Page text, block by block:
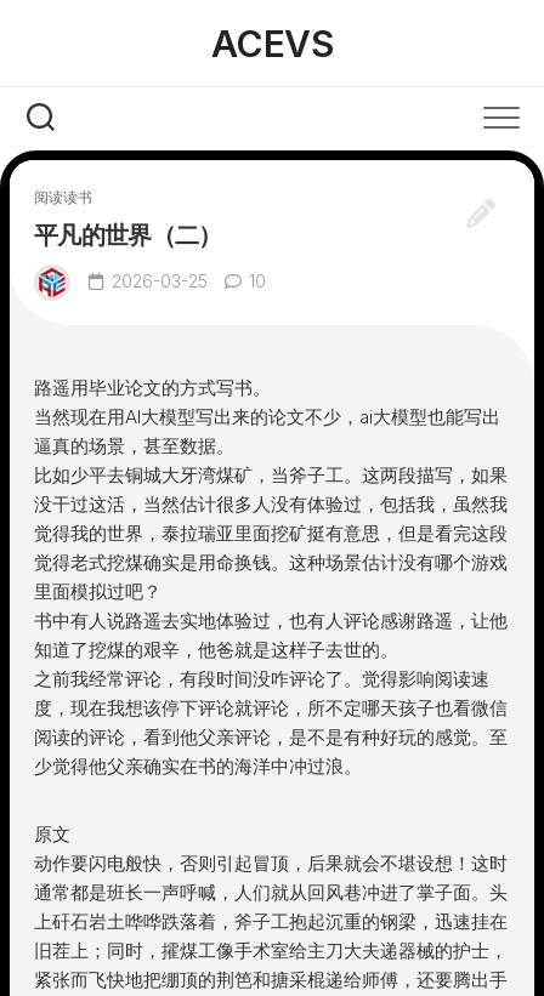
ACEVS
阅读读书
平凡的世界（二）
2026-03-25 10
路遥用毕业论文的方式写书。
当然现在用AI大模型写出来的论文不少，ai大模型也能写出
逼真的场景，甚至数据。
比如少平去铜城大牙湾煤矿，当斧子工。这两段描写，如果
没干过这活，当然估计很多人没有体验过，包括我，虽然我
觉得我的世界，泰拉瑞亚里面挖矿挺有意思，但是看完这段
觉得老式挖煤确实是用命换钱。这种场景估计没有哪个游戏
里面模拟过吧？
书中有人说路遥去实地体验过，也有人评论感谢路遥，让他
知道了挖煤的艰辛，他爸就是这样子去世的。
之前我经常评论，有段时间没咋评论了。觉得影响阅读速
度，现在我想该停下评论就评论，所不定哪天孩子也看微信
阅读的评论，看到他父亲评论，是不是有种好玩的感觉。至
少觉得他父亲确实在书的海洋中冲过浪。
原文
动作要闪电般快，否则引起冒顶，后果就会不堪设想！这时
通常都是班长一声呼喊，人们就从回风巷冲进了掌子面。头
上矸石岩土哗哗跌落着，斧子工抱起沉重的钢梁，迅速挂在
旧茬上；同时，攉煤工像手术室给主刀大夫递器械的护士，
紧张而飞快地把绷顶的荆笆和搪采棍递给师傅，还要腾出手